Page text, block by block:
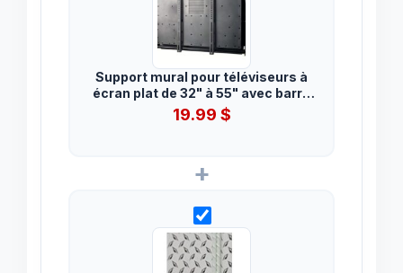
Support mural pour téléviseurs à
écran plat de 32" à 55" avec barre
de son
19.99 $
+